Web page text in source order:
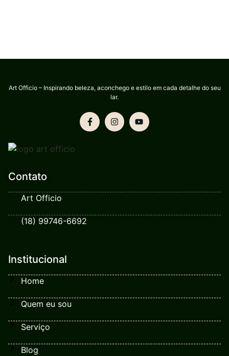
Art Officio – Inspirando beleza, aconchego e estilo em cada detalhe do seu
lar.
Contato
Art Officio
(18) 99746-6692
Institucional
Home
Quem eu sou
Serviço
Blog